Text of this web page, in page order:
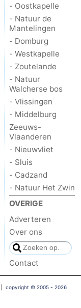
- Oostkapelle
- Natuur de
Mantelingen
- Domburg
- Westkapelle
- Zoutelande
- Natuur
Walcherse bos
- Vlissingen
- Middelburg
Zeeuws-
Vlaanderen
- Nieuwvliet
- Sluis
- Cadzand
- Natuur Het Zwin
OVERIGE
Adverteren
Over ons
Contact
|copyright © 2005 - 2026